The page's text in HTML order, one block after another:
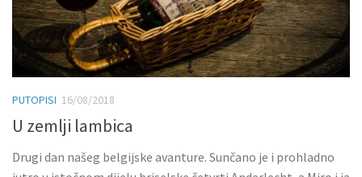
PUTOPISI 16/08/2018
U zemlji lambica
Drugi dan našeg belgijske avanture. Sunčano je i prohladno